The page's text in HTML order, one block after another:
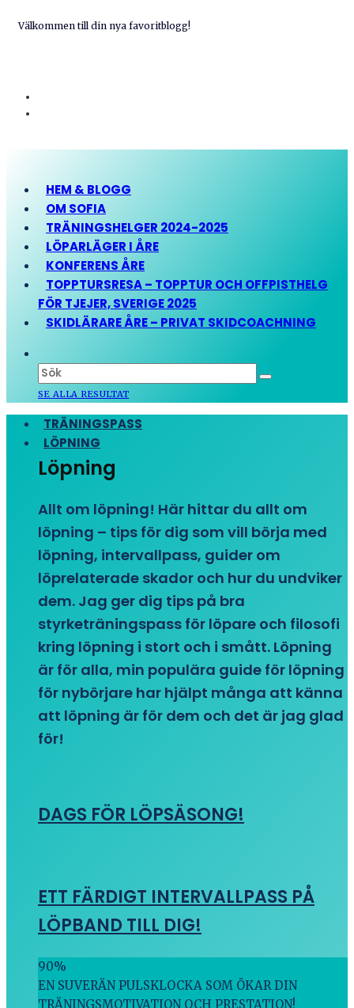
Välkommen till din nya favoritblogg!
HEM & BLOGG
OM SOFIA
TRÄNINGSHELGER 2024-2025
LÖPARLÄGER I ÅRE
KONFERENS ÅRE
TOPPTURSRESA – TOPPTUR OCH OFFPISTHELG
FÖR TJEJER, SVERIGE 2025
SKIDLÄRARE ÅRE – PRIVAT SKIDCOACHNING
SE ALLA RESULTAT
TRÄNINGSPASS
LÖPNING
Löpning
Allt om löpning! Här hittar du allt om
löpning – tips för dig som vill börja med
löpning, intervallpass, guider om
löprelaterade skador och hur du undviker
dem. Jag ger dig tips på bra
styrketräningspass för löpare och filosofi
kring löpning i stort och i smått. Löpning
är för alla, min populära guide för löpning
för nybörjare har hjälpt många att känna
att löpning är för dem och det är jag glad
för!
DAGS FÖR LÖPSÄSONG!
ETT FÄRDIGT INTERVALLPASS PÅ
LÖPBAND TILL DIG!
90%
EN SUVERÄN PULSKLOCKA SOM ÖKAR DIN
TRÄNINGSMOTIVATION OCH PRESTATION!